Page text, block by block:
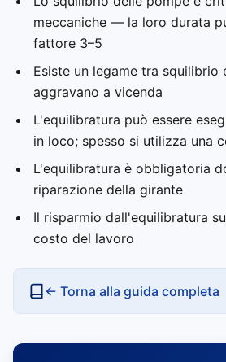
meccaniche — la loro durata
fattore 3–5
Esiste un legame tra
aggravano a vicenda
L'equilibratura può essere
in loco; spesso si utilizza una
L'equilibratura è obbligatoria
riparazione della girante
Il risparmio dall'equilibratura
costo del lavoro
← Torna alla guida completa